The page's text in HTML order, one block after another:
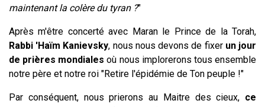
maintenant la colère du tyran ?"
Après m'être concerté avec Maran le Prince de la Torah,
Rabbi 'Haïm Kanievsky, nous nous devons de fixer un jour
de prières mondiales où nous implorerons tous ensemble
notre père et notre roi "Retire l'épidémie de Ton peuple !"
Par conséquent, nous prierons au Maitre des cieux, ce